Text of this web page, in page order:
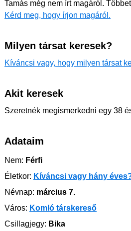
Tamás még nem írt magáról.
Kérd meg, hogy írjon magáról.
Milyen társat keresek?
Kíváncsi vagy, hogy milyen társat
Akit keresek
Szeretnék megismerkedni egy 38
Adataim
Nem: Férfi
Életkor: Kíváncsi vagy hány
Névnap: március 7.
Város: Komló társkereső
Csillagjegy: Bika